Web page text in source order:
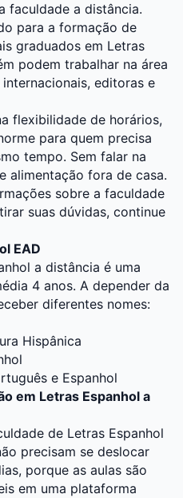
faculdade a distância.
para a formação de
graduados em Letras
podem trabalhar na área
editoras e
flexibilidade de horários,
para quem precisa
tempo. Sem falar na
alimentação fora de casa.
sobre a faculdade
suas dúvidas, continue
EAD
a distância é uma
4 anos. A depender da
diferentes nomes:
Hispânica
e Espanhol
em Letras Espanhol a
de Letras Espanhol
precisam se deslocar
porque as aulas são
em uma plataforma